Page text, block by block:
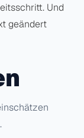
Und
geändert